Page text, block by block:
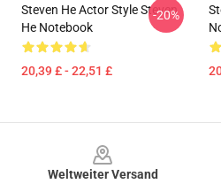
Steven He Actor Style Steven
He Notebook
20,39 £ - 22,51 £
-20%
Weltweiter Versand